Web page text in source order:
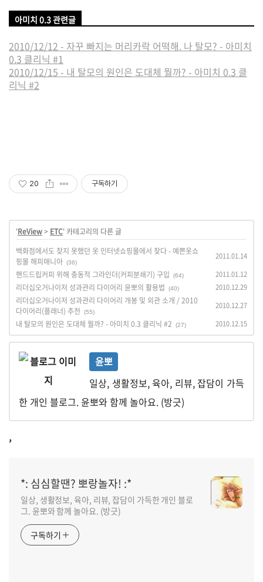
아미치 0.3 관련글
2010/12/12 - 자꾸 빠지는 머리카락 어떡해. 나 탈모? - 아미치
0.3 클리닉 #1
2010/12/15 - 내 탈모의 원인은 도대체 뭘까? - 아미치 0.3 클
리닉 #2
20 구독하기
'ReView> ETC' 카테고리의 다른 글
백화점에서도 찾지 못했던 옷 인터넷쇼핑몰에서 찾다 - 예쁜옷쇼
핑몰 해피매니아 (36)
2011.01.14
핸드드립커피 위해 충동적 그라인더(커피분쇄기) 구입 (64) 2011.01.12
리더십오거나이저 성과관리 다이어리 윤뽀의 활용법 (40) 2010.12.29
리더십오거나이저 성과관리 다이어리 개봉 및 외관 소개 / 2010
다이어리(플래너) 추천
(55)
2010.12.27
내 탈모의 원인은 도대체 뭘까? - 아미치 0.3 클리닉 #2 (27) 2010.12.15
윤뽀
일상, 생활정보, 육아, 리뷰, 잡담이 가득
한 개인 블로그. 윤뽀와 함께 놀아요. (방긋)
,
*: 심심할땐? 뽀랑놀자! :*
일상, 생활정보, 육아, 리뷰, 잡담이 가득한 개인 블로
그. 윤뽀와 함께 놀아요. (방긋)
구독하기